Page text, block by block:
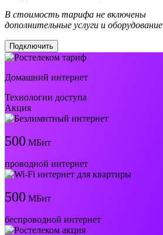
В стоимость тарифа не включены
дополнительные услуги и оборудование
Подключить
Домашний интернет
Технологии доступа
Акция
500 МБит
проводной интернет
500 МБит
беспроводной интернет